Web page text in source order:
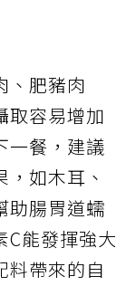
、肥豬肉
取容易增加
一餐，建議
如木耳、
助腸胃道蠕
C能發揮強大
料帶來的自